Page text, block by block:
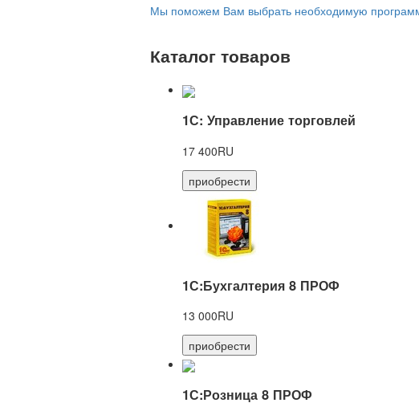
Мы поможем Вам выбрать необходимую
Каталог товаров
1С: Управление торговлей
17 400RU
приобрести
1С:Бухгалтерия 8 ПРОФ
13 000RU
приобрести
1С:Розница 8 ПРОФ